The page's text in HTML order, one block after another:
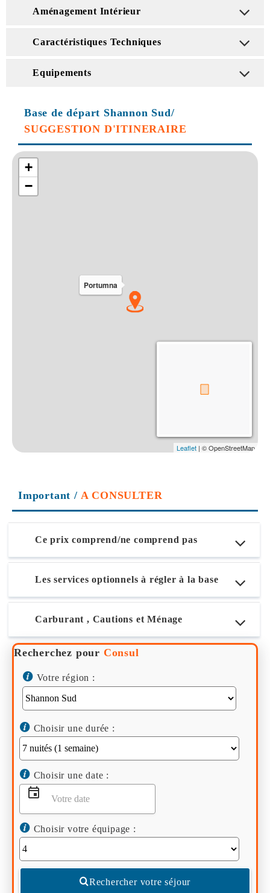
Aménagement Intérieur
Caractéristiques Techniques
Equipements
Base de départ Shannon Sud/
SUGGESTION D'ITINERAIRE
Important / A CONSULTER
Ce prix comprend/ne comprend pas
Les services optionnels à régler à la base
Carburant , Cautions et Ménage
Recherchez pour Consul
Votre région :
Choisir une durée :
Choisir une date :
Choisir votre équipage :
Rechercher votre séjour